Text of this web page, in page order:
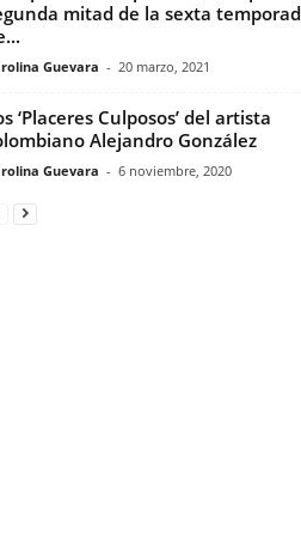
mitad de la sexta
Guevara - 20 marzo, 2021
‘Placeres Culposos’ del artista
Alejandro González
Guevara - 6 noviembre, 2020